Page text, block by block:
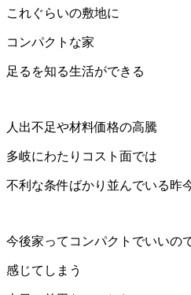
これぐらいの敷地に
コンパクトな家
足るを知る生活ができる
人出不足や材料価格の高騰
多岐にわたりコスト面では
不利な条件ばかり並んでいる昨
今後家ってコンパクトでいいの
感じてしまう